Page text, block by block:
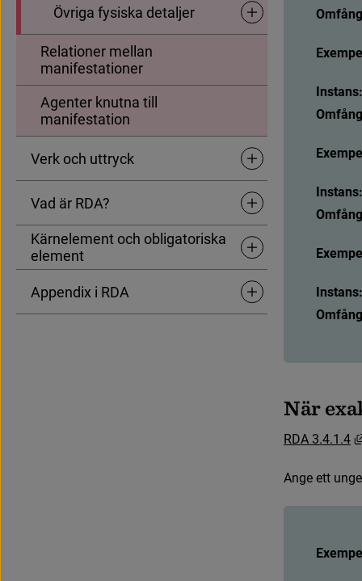
Övriga fysiska detaljer Undersidor för Övriga
Relationer mellan
manifestationer
Agenter knutna till
manifestation
Verk och uttryck Undersidor för Verk och
Vad är RDA? Undersidor för Vad är
Kärnelement och obligatoriska
element
Undersidor för
Appendix i RDA Undersidor för Appendix i
Instans:
Instans:
Instans:
Närexa
RDA 3.4.1 .4
Ange ett unge